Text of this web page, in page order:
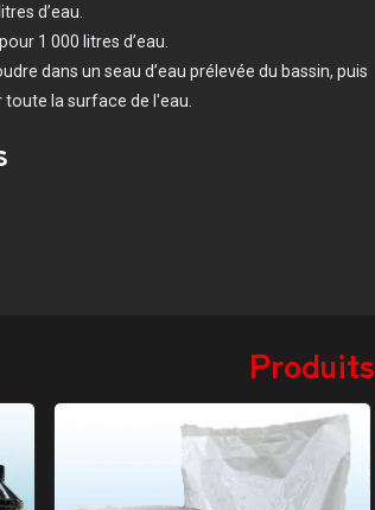
d’eau.
1 000 litres d’eau.
dans un seau d’eau prélevée du bassin, puis
la surface de l'eau.
Produits